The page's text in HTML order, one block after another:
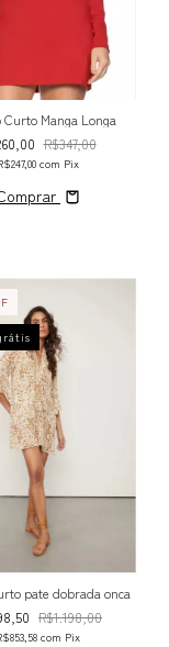
Curto Manga Longa
R$347,00
com Pix
pate dobrada onca
R$1.198,00
com Pix